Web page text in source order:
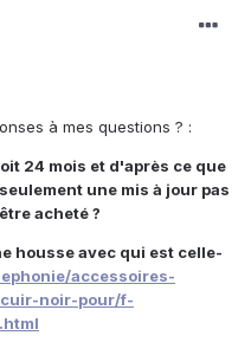
à mes questions ? :
24 mois et d'après ce que
une mis à jour pas
acheté ?
housse avec qui est celle-
accessoires-
noir-pour/f-